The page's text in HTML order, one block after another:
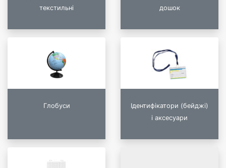
текстильні
дошок
Глобуси
Ідентифікатори (бейджі)
і аксесуари